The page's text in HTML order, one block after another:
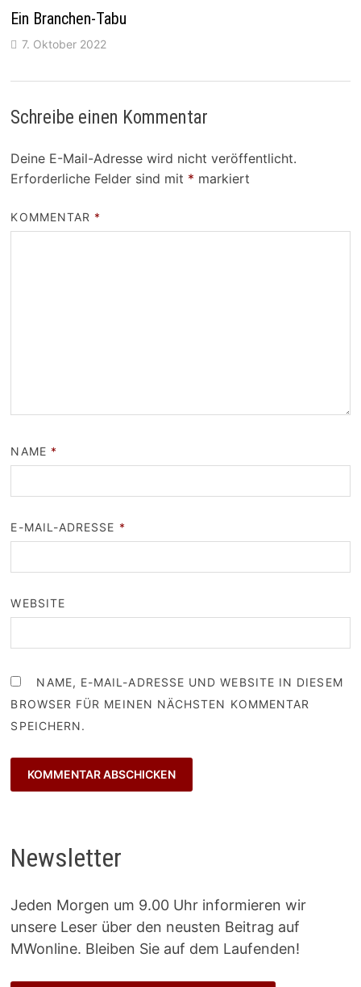
Ein Branchen-Tabu
7. Oktober 2022
Schreibe einen Kommentar
Deine E-Mail-Adresse wird nicht veröffentlicht.
Erforderliche Felder sind mit * markiert
KOMMENTAR *
NAME *
E-MAIL-ADRESSE *
WEBSITE
NAME, E-MAIL-ADRESSE UND WEBSITE IN DIESEM
BROWSER FÜR MEINEN NÄCHSTEN KOMMENTAR
SPEICHERN.
Newsletter
Jeden Morgen um 9.00 Uhr informieren wir
unsere Leser über den neusten Beitrag auf
MWonline. Bleiben Sie auf dem Laufenden!